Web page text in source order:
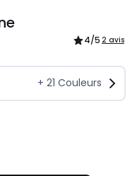
4/5 2 avis
+ 21 Couleurs